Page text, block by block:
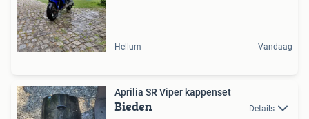
Hellum Vandaag
Aprilia SR Viper kappenset
Bieden Details